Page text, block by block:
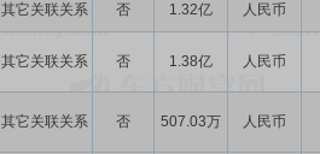
其它关联关系 否 1.32亿 人民币
其它关联关系 否 1.38亿 人民币
其它关联关系 否 507.03万 人民币